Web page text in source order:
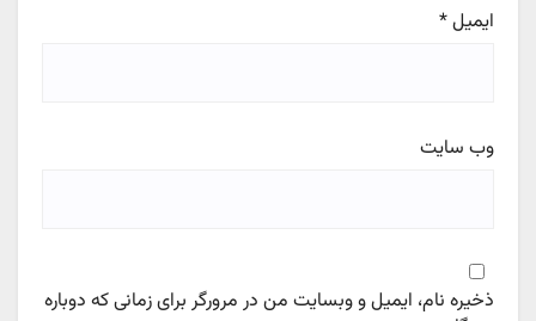
ایمیل*
وب‌ سایت
ذخیره نام، ایمیل و وبسایت من در مرورگر برای زمانی که دوباره